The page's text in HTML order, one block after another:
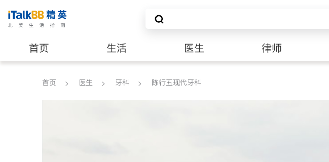
首页 生活 医生 律师
养老 非盈利组织
首页 医生 牙科 陈行五现代牙科